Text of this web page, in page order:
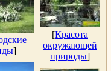
]
[Красота
окружающей
природы]